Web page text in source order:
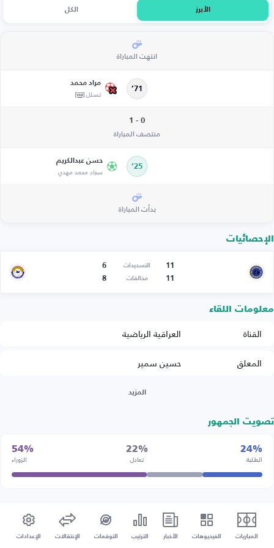
الأبرز الكل
انتهت المباراة
71’
مراد محمد
تسلل
0 - 1
منتصف المباراة
25’
حسن عبدالكريم
سجاد محمد مهدي
بدأت المباراة
الإحصائيات
11 التسديدات
6
11
مخالفات 8
معلومات اللقاء
القناة
العراقية الرياضية
المعلق
حسين سمير
المزيد
تصويت الجمهور
24%
الطلبة
22%
تعادل
54%
الزوراء
المباريات الفيديوهات الأخبار الترتيب التوقعات الإنتقالات الإعدادات